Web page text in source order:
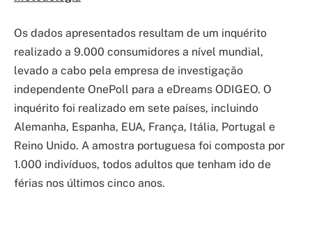
Os dados apresentados resultam de um inquérito
realizado a 9.000 consumidores a nível mundial,
levado a cabo pela empresa de investigação
independente OnePoll para a eDreams ODIGEO. O
inquérito foi realizado em sete países, incluindo
Alemanha, Espanha, EUA, França, Itália, Portugal e
Reino Unido. A amostra portuguesa foi composta por
1.000 indivíduos, todos adultos que tenham ido de
férias nos últimos cinco anos.